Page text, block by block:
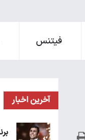
فیتنس
آخرین اخبار